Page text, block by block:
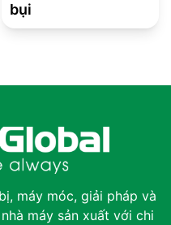
bụi
máy móc, giải pháp và
máy sản xuất với chi